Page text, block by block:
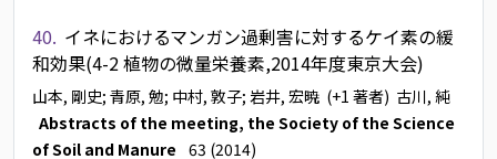
40. イネにおけるマンガン過剰害に対するケイ素の緩
和効果(4-2 植物の微量栄養素,2014年度東京大会)
山本, 剛史; 青原, 勉; 中村, 敦子; 岩井, 宏暁 (+1 著者) 古川, 純
Abstracts of the meeting, the Society of the Science
of Soil and Manure 63 (2014)